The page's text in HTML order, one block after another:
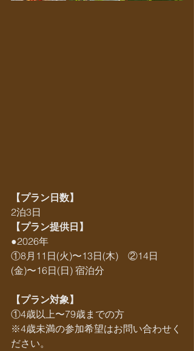
【プラン日数】
2泊3日
【プラン提供日】
●2026年
①8月11日(火)〜13日(木)　②14日
(金)〜16日(日) 宿泊分
【プラン対象】
①4歳以上〜79歳までの方
※4歳未満の参加希望はお問い合わせく
ださい。